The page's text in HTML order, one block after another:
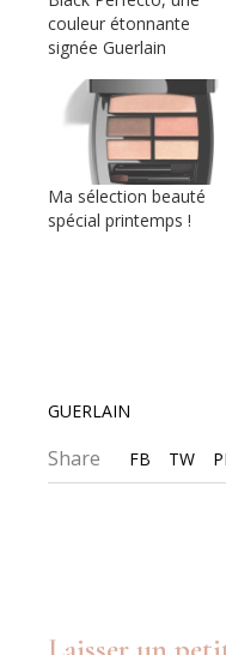
couleur étonnante
signée Guerlain
Ma sélection beauté
spécial printemps !
GUERLAIN
Share FB TW